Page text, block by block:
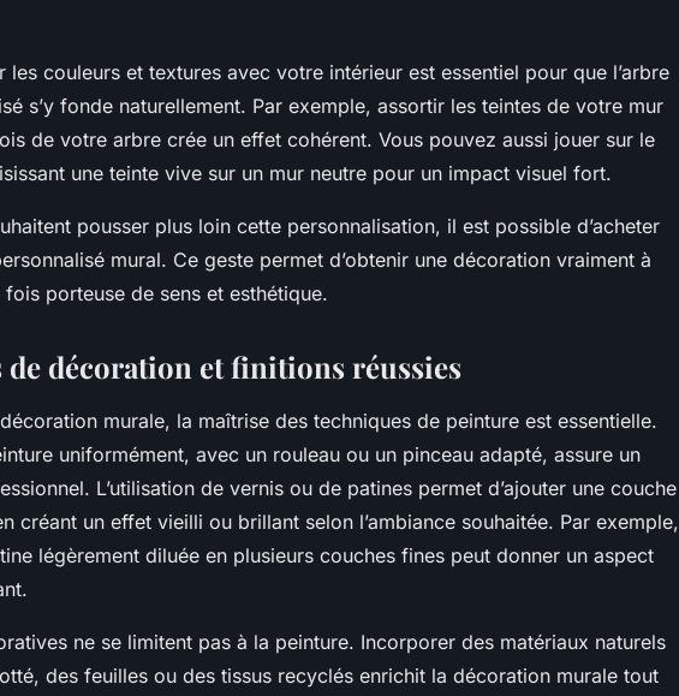
les couleurs et textures avec votre intérieur est essentiel pour que l’arbre
s’y fonde naturellement. Par exemple, assortir les teintes de votre mur
de votre arbre crée un effet cohérent. Vous pouvez aussi jouer sur le
une teinte vive sur un mur neutre pour un impact visuel fort.
pousser plus loin cette personnalisation, il est possible d’acheter
mural. Ce geste permet d’obtenir une décoration vraiment à
porteuse de sens et esthétique.
de décoration et finitions réussies
murale, la maîtrise des techniques de peinture est essentielle.
uniformément, avec un rouleau ou un pinceau adapté, assure un
L’utilisation de vernis ou de patines permet d’ajouter une couche
créant un effet vieilli ou brillant selon l’ambiance souhaitée. Par exemple,
légèrement diluée en plusieurs couches fines peut donner un aspect
ne se limitent pas à la peinture. Incorporer des matériaux naturels
des feuilles ou des tissus recyclés enrichit la décoration murale tout